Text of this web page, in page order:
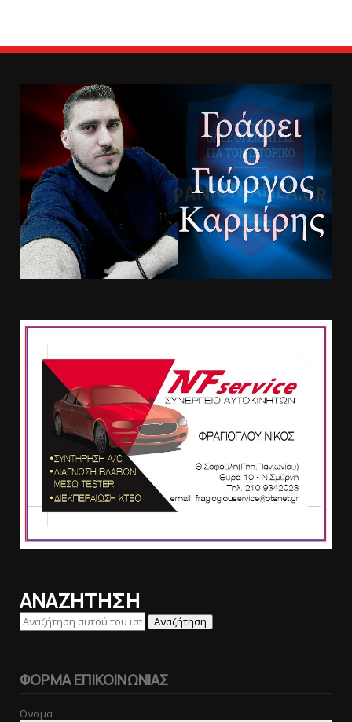
ΑΝΑΖΗΤΗΣΗ
ΦΟΡΜΑ ΕΠΙΚΟΙΝΩΝΙΑΣ
Όνομα